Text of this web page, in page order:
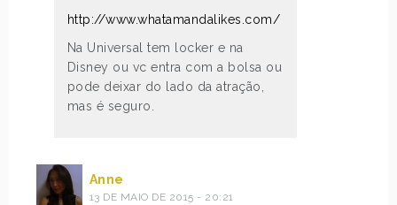
http://www.whatamandalikes.com/
Na Universal tem locker e na
Disney ou vc entra com a bolsa ou
pode deixar do lado da atração,
mas é seguro.
Anne
13 DE MAIO DE 2015 - 20:21